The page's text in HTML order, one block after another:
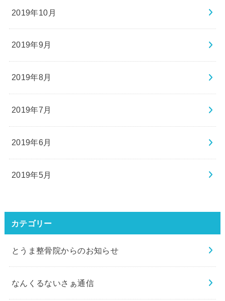
2019年10月
2019年9月
2019年8月
2019年7月
2019年6月
2019年5月
カテゴリー
とうま整骨院からのお知らせ
なんくるないさぁ通信